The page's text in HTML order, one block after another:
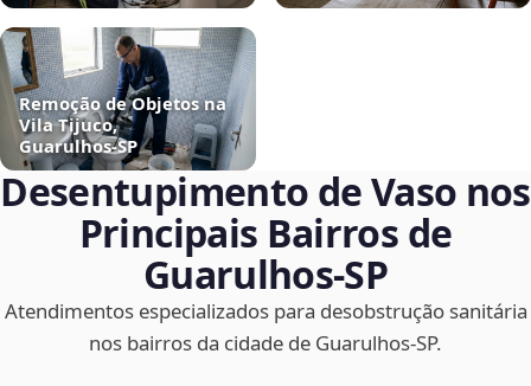
Remoção de Objetos na
Vila Tijuco,
Guarulhos‑SP
Desentupimento de Vaso nos
Principais Bairros de
Guarulhos‑SP
Atendimentos especializados para desobstrução sanitária
nos bairros da cidade de Guarulhos‑SP.